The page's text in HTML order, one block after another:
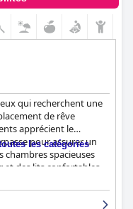
qui recherchent une
de rêve
apprécient le
pour assurer un
spacieuses
et des lits confortables.
très appréciés pour
populaires auprès des
avec une eau propre
les catégories